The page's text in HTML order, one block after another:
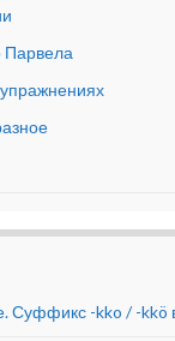
Парвела
Суффикс -kko / -kkö